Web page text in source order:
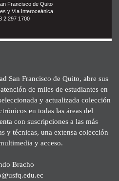
Francisco de Quito
y Vía Interoceánica
2 297 1700
San Francisco de Quito, abre sus
de miles de estudiantes en
y actualizada colección
en todas las áreas del
con suscripciones a las más
y técnicas, una extensa colección
y acceso.
Bracho